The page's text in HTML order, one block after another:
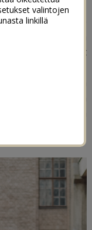
miettimään,
jos he
siksi saisi siitä
tehneet
Jihae Shin ja
sillä, että
halua
valintojen
linkillä